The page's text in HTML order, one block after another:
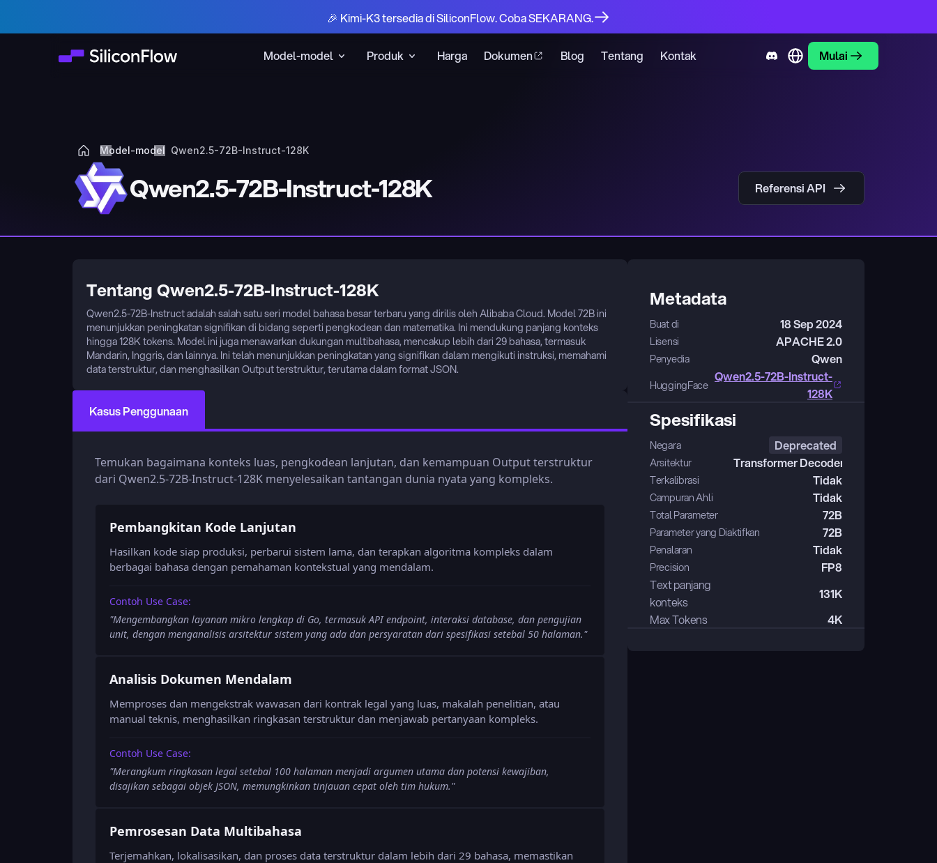
Model-model Produk Harga Dokumen Blog Tentang Kontak Mulai
🎉 Kimi-K3 tersedia di SiliconFlow. Coba SEKARANG.
Model-model Qwen2.5-72B-Instruct-128K
Qwen2.5-72B-Instruct-128K Referensi API
Tentang Qwen2.5-72B-Instruct-128K
Qwen2.5-72B-Instruct adalah salah satu seri model bahasa besar terbaru yang dirilis oleh Alibaba Cloud. Model 72B ini
menunjukkan peningkatan signifikan di bidang seperti pengkodean dan matematika. Ini mendukung panjang konteks
hingga 128K tokens. Model ini juga menawarkan dukungan multibahasa, mencakup lebih dari 29 bahasa, termasuk
Mandarin, Inggris, dan lainnya. Ini telah menunjukkan peningkatan yang signifikan dalam mengikuti instruksi, memahami
data terstruktur, dan menghasilkan Output terstruktur, terutama dalam format JSON.
Kasus Penggunaan
Temukan bagaimana konteks luas, pengkodean lanjutan, dan kemampuan Output terstruktur
dari Qwen2.5-72B-Instruct-128K menyelesaikan tantangan dunia nyata yang kompleks.
Pembangkitan Kode Lanjutan
Hasilkan kode siap produksi, perbarui sistem lama, dan terapkan algoritma kompleks dalam
berbagai bahasa dengan pemahaman kontekstual yang mendalam.
Contoh Use Case:
"Mengembangkan layanan mikro lengkap di Go, termasuk API endpoint, interaksi database, dan pengujian
unit, dengan menganalisis arsitektur sistem yang ada dan persyaratan dari spesifikasi setebal 50 halaman."
Analisis Dokumen Mendalam
Memproses dan mengekstrak wawasan dari kontrak legal yang luas, makalah penelitian, atau
manual teknis, menghasilkan ringkasan terstruktur dan menjawab pertanyaan kompleks.
Contoh Use Case:
"Merangkum ringkasan legal setebal 100 halaman menjadi argumen utama dan potensi kewajiban,
disajikan sebagai objek JSON, memungkinkan tinjauan cepat oleh tim hukum."
Pemrosesan Data Multibahasa
Terjemahkan, lokalisasikan, dan proses data terstruktur dalam lebih dari 29 bahasa, memastikan
Metadata
Buat di 18 Sep 2024
Lisensi APACHE 2.0
Penyedia Qwen
HuggingFace
Qwen2.5-72B-Instruct-
128K
Spesifikasi
Negara Deprecated
Arsitektur Transformer Decoder
Terkalibrasi Tidak
Campuran Ahli Tidak
Total Parameter 72B
Parameter yang Diaktifkan 72B
Penalaran Tidak
Precision
FP8
Text panjang
konteks
131K
Max Tokens
4K